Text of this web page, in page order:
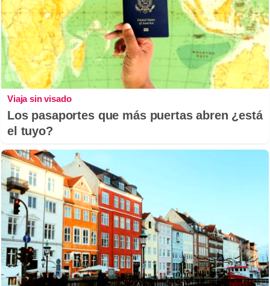
Viaja sin visado
Los pasaportes que más puertas abren ¿está
el tuyo?